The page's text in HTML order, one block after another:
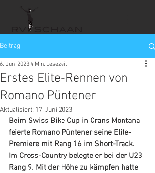
Beitrag
Erstes Elite-Rennen von
Romano Püntener
6. Juni 2023 4 Min. Lesezeit
Aktualisiert: 17. Juni 2023
Beim Swiss Bike Cup in Crans Montana
feierte Romano Püntener seine Elite-
Premiere mit Rang 16 im Short-Track.
Im Cross-Country belegte er bei der U23
Rang 9. Mit der Höhe zu kämpfen hatte